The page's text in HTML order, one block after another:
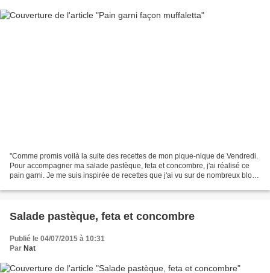
"Comme promis voilà la suite des recettes de mon pique-nique de Vendredi.
Pour accompagner ma salade pastèque, feta et concombre, j'ai réalisé ce
pain garni. Je me suis inspirée de recettes que j'ai vu sur de nombreux blogs
Salade pastèque, feta et concombre
Publié le 04/07/2015 à 10:31
Par Nat